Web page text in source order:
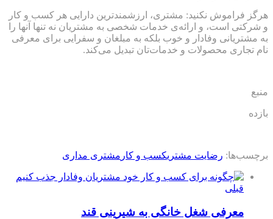
هرگز فراموش نکنید: مشتری، ارزشمندترین دارایی هر کسب و کار
و شرکتی است، و ارائه‌ی خدمات شخصی به مشتریان‌ نه تنها آنها را
به مشتریانی وفادار و خوب بلکه به مبلغان و سفرایی برای معرفی
نام تجاری محصولات و خدمات‌تان تبدیل می‌کند.
منبع
بازده
برچسب‌ها: رضایت مشتریکسب و کار مشتری مداری
قبلی
معرفی شغل خانگی به شیرینی قند